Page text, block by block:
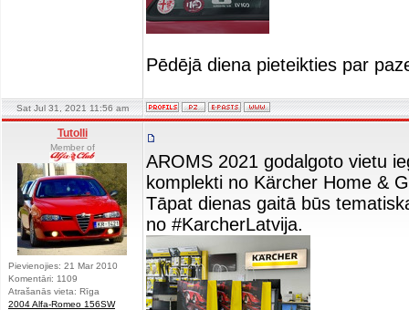
Pēdējā diena pieteikties par
Sat Jul 31, 2021 11:56 am
Tutolli
Member of
Pievienojies: 21 Mar 2010
Komentāri: 1109
Atrašanās vieta: Rīga
2004 Alfa-Romeo 156SW
AROMS 2021 godalgoto vietu
komplekti no Kärcher Home &
Tāpat dienas gaitā būs
no #KarcherLatvija.